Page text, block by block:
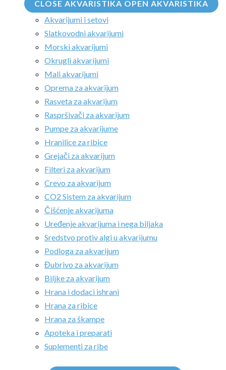
CLOSE AKVARISTIKA OPEN AKVARISTIKA
Akvarijumi i setovi
Slatkovodni akvarijumi
Morski akvarijumi
Okrugli akvarijumi
Mali akvarijumi
Oprema za akvarijum
Rasveta za akvarijum
Raspršivači za akvarijum
Pumpe za akvarijume
Hranilice za ribice
Grejači za akvarijum
Filteri za akvarijum
Crevo za akvarijum
CO2 Sistem za akvarijum
Čišćenje akvarijuma
Uređenje akvarijuma i nega biljaka
Sredstvo protiv algi u akvarijumu
Podloga za akvarijum
Đubrivo za akvarijum
Biljke za akvarijum
Hrana i dodaci ishrani
Hrana za ribice
Hrana za škampe
Apoteka i preparati
Suplementi za ribe